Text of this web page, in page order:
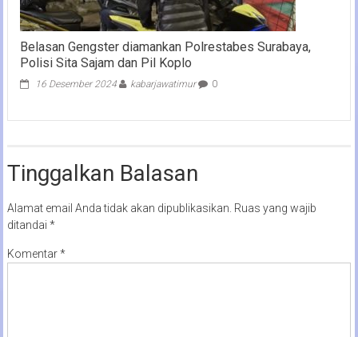
Belasan Gengster diamankan Polrestabes Surabaya,
Polisi Sita Sajam dan Pil Koplo
16 Desember 2024 kabarjawatimur 0
Tinggalkan Balasan
Alamat email Anda tidak akan dipublikasikan. Ruas yang wajib
ditandai *
Komentar*